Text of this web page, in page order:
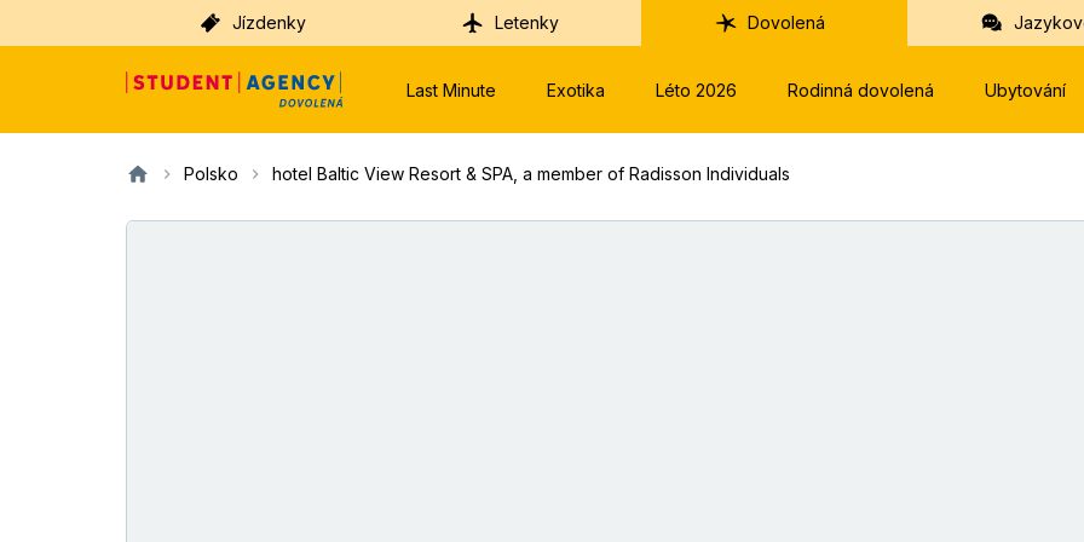
Jízdenky Letenky Dovolená
Last Minute Exotika Léto 2026 Rodinná dovolená Ubytování
Polsko hotel Baltic View Resort & SPA, a member of Radisson Individuals